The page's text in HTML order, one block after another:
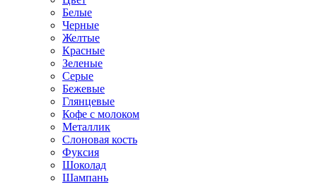
Белые
Черные
Желтые
Красные
Зеленые
Серые
Бежевые
Глянцевые
Кофе с молоком
Металлик
Слоновая кость
Фуксия
Шоколад
Шампань